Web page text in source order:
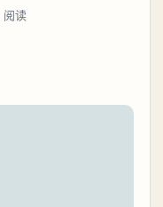
阅读